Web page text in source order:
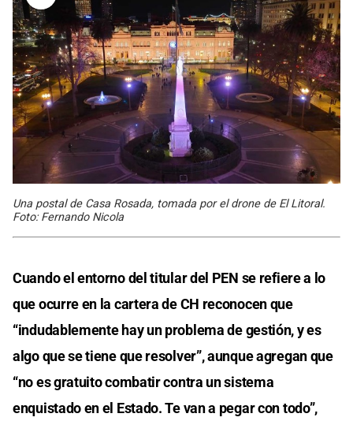
Una postal de Casa Rosada, tomada por el drone de El Litoral.
Foto: Fernando Nicola
Cuando el entorno del titular del PEN se refiere a lo
que ocurre en la cartera de CH reconocen que
“indudablemente hay un problema de gestión, y es
algo que se tiene que resolver”, aunque agregan que
“no es gratuito combatir contra un sistema
enquistado en el Estado. Te van a pegar con todo”,